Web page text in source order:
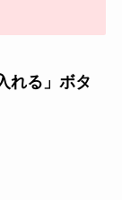
れる」ボタ